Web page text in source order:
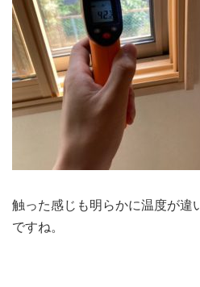
触った感じも明らかに温度が違
ですね。